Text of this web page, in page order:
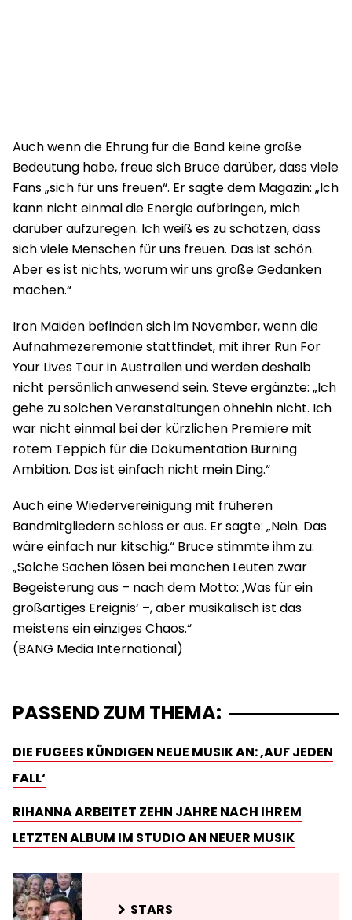
Auch wenn die Ehrung für die Band keine große
Bedeutung habe, freue sich Bruce darüber, dass viele
Fans „sich für uns freuen“. Er sagte dem Magazin: „Ich
kann nicht einmal die Energie aufbringen, mich
darüber aufzuregen. Ich weiß es zu schätzen, dass
sich viele Menschen für uns freuen. Das ist schön.
Aber es ist nichts, worum wir uns große Gedanken
machen.“
Iron Maiden befinden sich im November, wenn die
Aufnahmezeremonie stattfindet, mit ihrer Run For
Your Lives Tour in Australien und werden deshalb
nicht persönlich anwesend sein. Steve ergänzte: „Ich
gehe zu solchen Veranstaltungen ohnehin nicht. Ich
war nicht einmal bei der kürzlichen Premiere mit
rotem Teppich für die Dokumentation Burning
Ambition. Das ist einfach nicht mein Ding.“
Auch eine Wiedervereinigung mit früheren
Bandmitgliedern schloss er aus. Er sagte: „Nein. Das
wäre einfach nur kitschig.“ Bruce stimmte ihm zu:
„Solche Sachen lösen bei manchen Leuten zwar
Begeisterung aus – nach dem Motto: ‚Was für ein
großartiges Ereignis‘ –, aber musikalisch ist das
meistens ein einziges Chaos.“
PASSEND ZUM THEMA:
DIE FUGEES KÜNDIGEN NEUE MUSIK AN: ‚AUF JEDEN
FALL‘
RIHANNA ARBEITET ZEHN JAHRE NACH IHREM
LETZTEN ALBUM IM STUDIO AN NEUER MUSIK
STARS